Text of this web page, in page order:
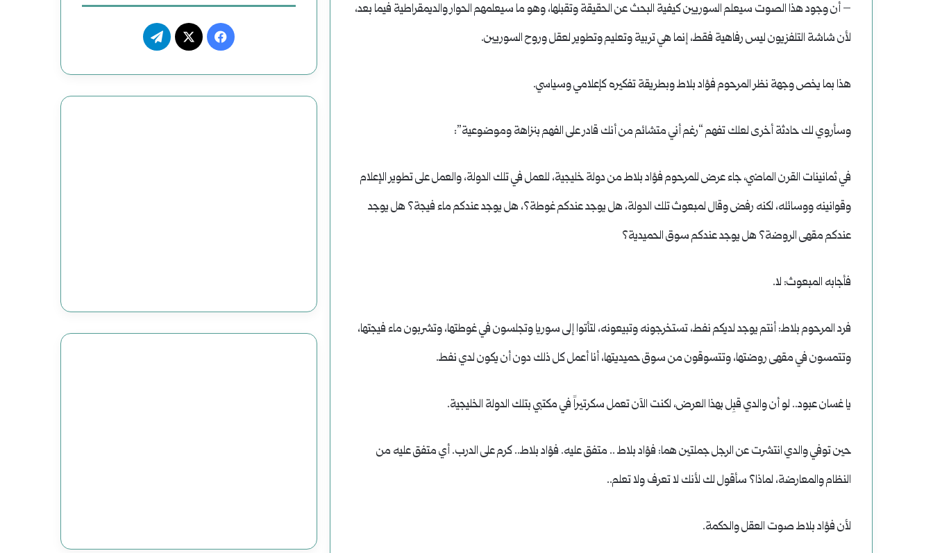
– أن وجود هذا الصوت سيعلم السوريين كيفية البحث عن الحقيقة وتقبلها، وهو ما سيعلمهم الحوار والديمقراطية فيما بعد،
لأن شاشة التلفزيون ليس رفاهية فقط، إنما هي تربية وتعليم وتطوير لعقل وروح السوريين.
هذا بما يخص وجهة نظر المرحوم فؤاد بلاط وبطريقة تفكيره كإعلامي وسياسي.
وسأروي لك حادثة أخرى لعلك تفهم “رغم أني متشائم من أنك قادر على الفهم بنزاهة وموضوعية”:
في ثمانينات القرن الماضي، جاء عرض للمرحوم فؤاد بلاط من دولة خليجية، للعمل في تلك الدولة، والعمل على تطوير الإعلام
وقوانينه ووسائله، لكنه رفض وقال لمبعوث تلك الدولة، هل يوجد عندكم غوطة؟، هل يوجد عندكم ماء فيجة؟ هل يوجد
عندكم مقهى الروضة؟ هل يوجد عندكم سوق الحميدية؟
فأجابه المبعوث: لا.
فرد المرحوم بلاط: أنتم يوجد لديكم نفط، تستخرجونه وتبيعونه، لتأتوا إلى سوريا وتجلسون في غوطتها، وتشربون ماء فيجتها،
وتتمسون في مقهى روضتها، وتتسوقون من سوق حميديتها، أنا أعمل كل ذلك دون أن يكون لدي نفط.
يا غسان عبود.. لو أن والدي قبِل بهذا العرض، لكنت الآن تعمل سكرتيراً في مكتبي بتلك الدولة الخليجية.
حين توفي والدي انتشرت عن الرجل جملتين هما: فؤاد بلاط .. متفق عليه. فؤاد بلاط.. كرم على الدرب. أي متفق عليه من
النظام والمعارضة، لماذا؟ سأقول لك لأنك لا تعرف ولا تعلم..
لأن فؤاد بلاط صوت العقل والحكمة.
فيسبوك
‫X تيلقرام